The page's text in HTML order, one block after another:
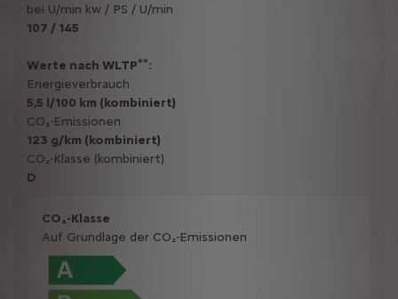
bei U/min kw / PS / U/min
107 / 145
Werte nach WLTP**:
Energieverbrauch
5,5 l/100 km (kombiniert)
CO₂-Emissionen
123 g/km (kombiniert)
CO₂-Klasse (kombiniert)
D
CO₂-Klasse
Auf Grundlage der CO₂-Emissionen